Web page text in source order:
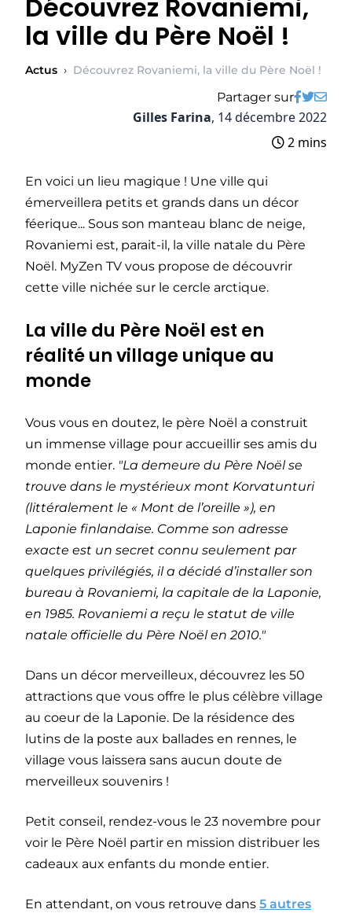
Découvrez Rovaniemi,
la ville du Père Noël !
Actus › Découvrez Rovaniemi, la ville du Père Noël !
Partager sur
Gilles Farina, 14 décembre 2022
2 mins
En voici un lieu magique ! Une ville qui
émerveillera petits et grands dans un décor
féerique... Sous son manteau blanc de neige,
Rovaniemi est, parait-il, la ville natale du Père
Noël. MyZen TV vous propose de découvrir
cette ville nichée sur le cercle arctique.
La ville du Père Noël est en
réalité un village unique au
monde
Vous vous en doutez, le père Noël a construit
un immense village pour accueillir ses amis du
monde entier. "La demeure du Père Noël se
trouve dans le mystérieux mont Korvatunturi
(littéralement le « Mont de l’oreille »), en
Laponie finlandaise. Comme son adresse
exacte est un secret connu seulement par
quelques privilégiés, il a décidé d’installer son
bureau à Rovaniemi, la capitale de la Laponie,
en 1985. Rovaniemi a reçu le statut de ville
natale officielle du Père Noël en 2010."
Dans un décor merveilleux, découvrez les 50
attractions que vous offre le plus célèbre village
au coeur de la Laponie. De la résidence des
lutins de la poste aux ballades en rennes, le
village vous laissera sans aucun doute de
merveilleux souvenirs !
Petit conseil, rendez-vous le 23 novembre pour
voir le Père Noël partir en mission distribuer les
cadeaux aux enfants du monde entier.
En attendant, on vous retrouve dans 5 autres